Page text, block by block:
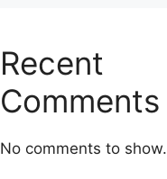
Recent
Comments
No comments to show.